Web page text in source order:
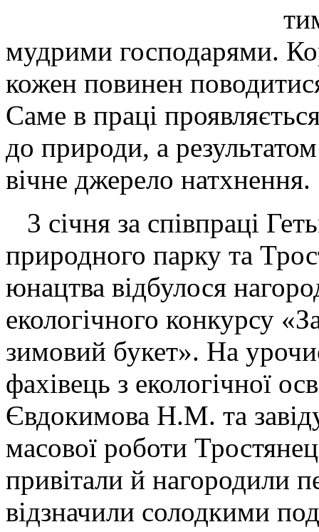
мудрими господарями.
кожен повинен
Саме в праці
до природи, а
вічне джерело натхнення.
3 січня за співпраці
природного парку та
юнацтва відбулося
екологічного конкурсу
зимовий букет». На
фахівець з екологічної
Євдокимова Н.М. та
масової роботи
привітали й нагородили
відзначили солодкими